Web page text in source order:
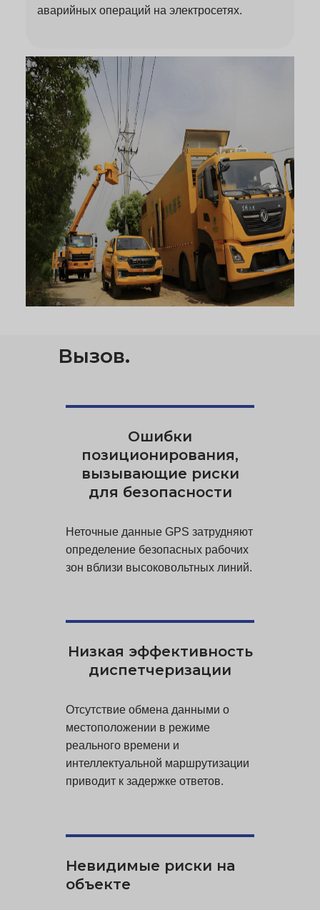
аварийных операций на электросетях.
Вызов.
Ошибки
позиционирования,
вызывающие риски
для безопасности
Неточные данные GPS затрудняют
определение безопасных рабочих
зон вблизи высоковольтных линий.
Низкая эффективность
диспетчеризации
Отсутствие обмена данными о
местоположении в режиме
реального времени и
интеллектуальной маршрутизации
приводит к задержке ответов.
Невидимые риски на
объекте